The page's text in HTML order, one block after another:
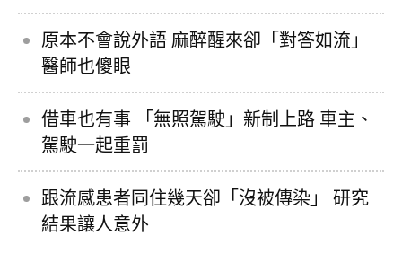
原本不會說外語 麻醉醒來卻「對答如流」
醫師也傻眼
借車也有事 「無照駕駛」新制上路 車主、
駕駛一起重罰
跟流感患者同住幾天卻「沒被傳染」 研究
結果讓人意外